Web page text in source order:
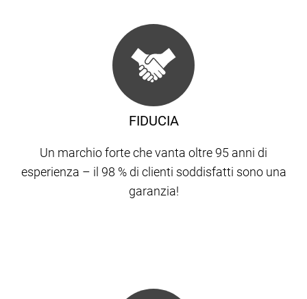
FIDUCIA
Un marchio forte che vanta oltre 95 anni di
esperienza – il 98 % di clienti soddisfatti sono una
garanzia!